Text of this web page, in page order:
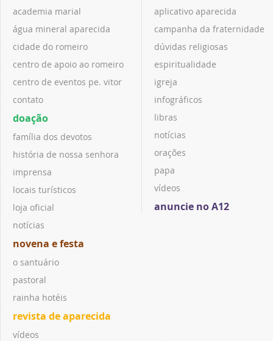
academia marial
água mineral aparecida
cidade do romeiro
centro de apoio ao romeiro
centro de eventos pe. vitor
contato
doação
família dos devotos
história de nossa senhora
imprensa
locais turísticos
loja oficial
notícias
novena e festa
o santuário
pastoral
rainha hotéis
revista de aparecida
vídeos
aplicativo aparecida
campanha da fraternidade
dúvidas religiosas
espiritualidade
igreja
infográficos
libras
notícias
orações
papa
vídeos
anuncie no A12